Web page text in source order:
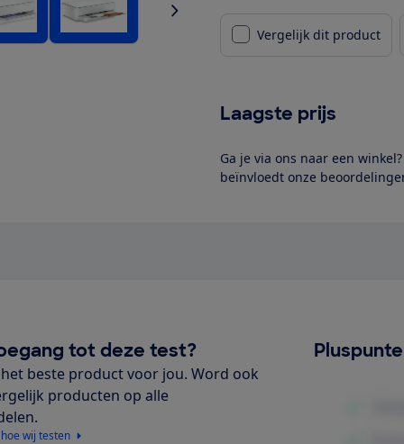
Vergelijk dit product
Laagste prijs
Ga je via ons naar een
beïnvloedt onze
tot deze test?
beste product voor jou. Word ook
producten op alle
wij testen